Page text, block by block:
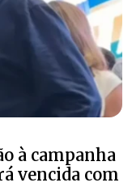
à campanha
vencida com